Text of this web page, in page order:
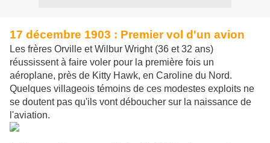
17 décembre 1903 : Premier vol d'un avion
Les frères Orville et Wilbur Wright (36 et 32 ans)
réussissent à faire voler pour la première fois un
aéroplane, près de Kitty Hawk, en Caroline du Nord.
Quelques villageois témoins de ces modestes exploits ne
se doutent pas qu'ils vont déboucher sur la naissance de
l'aviation.